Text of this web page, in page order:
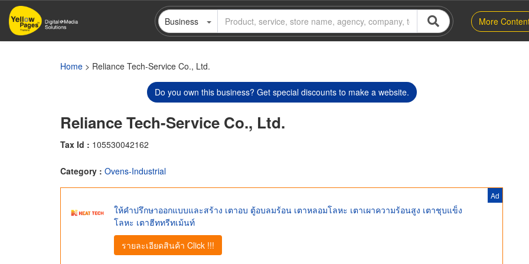
Skip
main
Business More
Home > Reliance Tech-Service Co., Ltd.
Do you own this business? Get special discounts to make a website.
Reliance Tech-Service Co., Ltd.
Tax Id : 105530042162
Category : Ovens-Industrial
Ad
ให้คำปรึกษาออกแบบและสร้าง เตาอบ ตู้อบลมร้อน เตาหลอมโลหะ เตาเผาความร้อนสูง เตาชุบแข็ง
โลหะ เตาฮีททรีทเม้นท์
รายละเอียดสินค้า Click !!!